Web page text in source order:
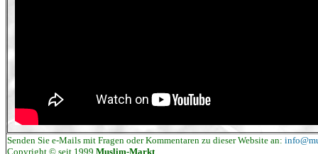
Senden Sie e-Mails mit Fragen oder Kommentaren zu dieser Website an:
Copyright © seit 1999 Muslim-Markt